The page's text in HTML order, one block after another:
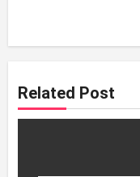
Related Post